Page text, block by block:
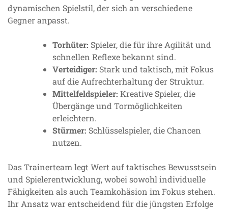
dynamischen Spielstil, der sich an verschiedene
Gegner anpasst.
Torhüter: Spieler, die für ihre Agilität und
schnellen Reflexe bekannt sind.
Verteidiger: Stark und taktisch, mit Fokus
auf die Aufrechterhaltung der Struktur.
Mittelfeldspieler: Kreative Spieler, die
Übergänge und Tormöglichkeiten
erleichtern.
Stürmer: Schlüsselspieler, die Chancen
nutzen.
Das Trainerteam legt Wert auf taktisches Bewusstsein
und Spielerentwicklung, wobei sowohl individuelle
Fähigkeiten als auch Teamkohäsion im Fokus stehen.
Ihr Ansatz war entscheidend für die jüngsten Erfolge